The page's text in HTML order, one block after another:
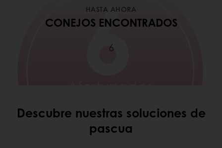
HASTA AHORA
CONEJOS ENCONTRADOS
6
Descubre nuestras soluciones de
pascua